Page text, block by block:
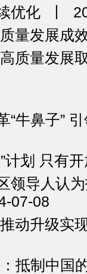
优化
量发展成
质量发展
“牛鼻子”
计划 只有
领导人认
07-08
动升级实
抵制中国